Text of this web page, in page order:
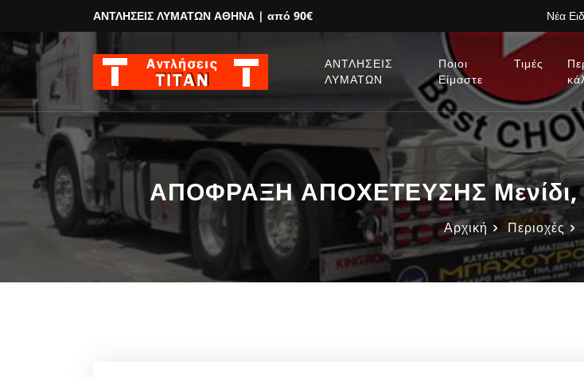
ΑΝΤΛΗΣΕΙΣ ΛΥΜΑΤΩΝ ΑΘΗΝΑ | από 90€ Νέα
ΑΝΤΛΗΣΕΙΣ
ΛΥΜΑΤΩΝ
Ποιοι
Είμαστε
Τιμές
ΑΠΟΦΡΑΞΗ ΑΠΟΧΕΤΕΥΣΗΣ Μενίδι,
Αρχική Περιοχές